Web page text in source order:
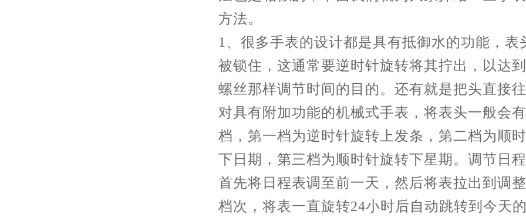
方法。
1、很多手表的设计都是具有抵御水的功能，表
被锁住，这通常要逆时针旋转将其拧出，以达
螺丝那样调节时间的目的。还有就是把头直接
对具有附加功能的机械式手表，将表头一般会
档，第一档为逆时针旋转上发条，第二档为顺
下日期，第三档为顺时针旋转下星期。调节日
首先将日程表调至前一天，然后将表拉出到调
档次，将表一直旋转24小时后自动跳转到今天